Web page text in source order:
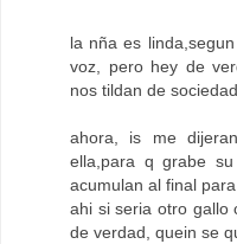
la nña es
voz, pero hey de
nos tildan de
ahora, is me
ella,para q grabe
acumulan al final
ahi si seria otro gallo
de verdad, quein se